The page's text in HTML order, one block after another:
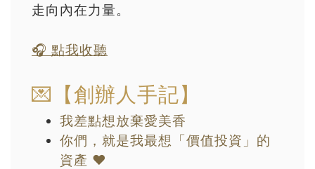
走向內在力量。
🎧 點我收聽
💌【創辦人手記】
我差點想放棄愛美香
你們，就是我最想「價值投資」的
資產 ❤️